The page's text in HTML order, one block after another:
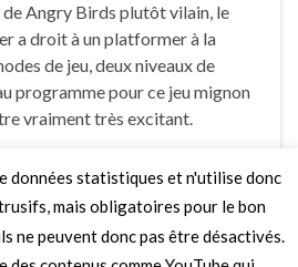
Angry Birds plutôt vilain, le
a droit à un platformer à la
de jeu, deux niveaux de
programme pour ce jeu mignon
vraiment très excitant.
2 Commentaires
données statistiques et n'utilise donc
mais obligatoires pour le bon
ne peuvent donc pas être désactivés.